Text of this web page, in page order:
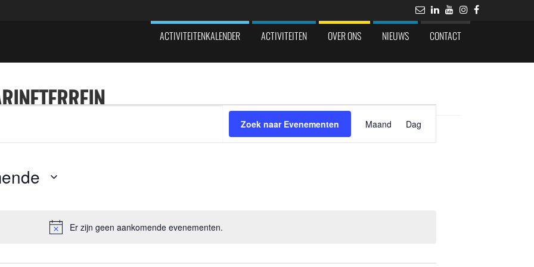
ACTIVITEITENKALENDER ACTIVITEITEN OVER ONS NIEUWS CONTACT
Bericht
Er zijn geen aankomende evenementen.
Zoek naar Evenementen
Evenement
weergaven
navigatie
Maand Dag